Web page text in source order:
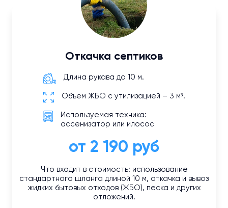
Откачка септиков
Длина рукава до 10 м.
Объем ЖБО с утилизацией – 3 м³.
Используемая техника:
ассенизатор или илосос
от 2 190 руб
Что входит в стоимость: использование
стандартного шланга длиной 10 м, откачка и вывоз
жидких бытовых отходов (ЖБО), песка и других
отложений.